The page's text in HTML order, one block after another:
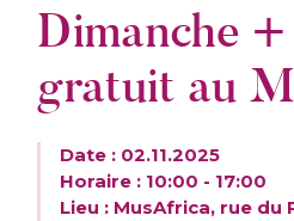
Dimanche
gratuit au
Date : 02.11.2025
Horaire : 10:00 - 17:00
Lieu : MusAfrica, rue du